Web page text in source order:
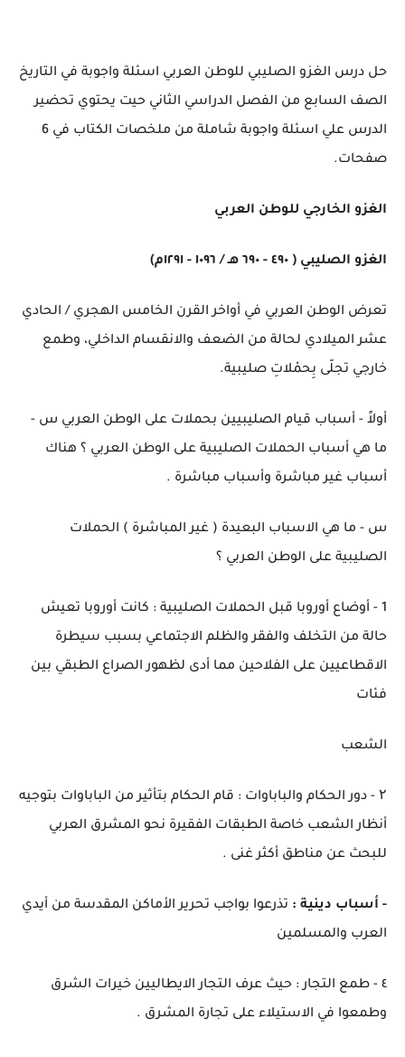
حل درس الغزو الصليبي للوطن العربي اسئلة واجوبة في التاريخ
الصف السابع من الفصل الدراسي الثاني حيت يحتوي تحضير
الدرس علي اسئلة واجوبة شاملة من ملخصات الكتاب في 6
صفحات.
الغزو الخارجي للوطن العربي
الغزو الصليبي ( ٤٩٠ - ٦٩٠ هـ / ١٠٩٦ - ١٢٩١م)
تعرض الوطن العربي في أواخر القرن الخامس الهجري / الحادي
عشر الميلادي لحالة من الضعف والانقسام الداخلي، وطمع
خارجي تجلّى بِحمْلاتِ صليبية.
أولاً - أسباب قيام الصليبيين بحملات على الوطن العربي س -
ما هي أسباب الحملات الصليبية على الوطن العربي ؟ هناك
أسباب غير مباشرة وأسباب مباشرة .
س - ما هي الاسباب البعيدة ( غير المباشرة ) الحملات
الصليبية على الوطن العربي ؟
1 - أوضاع أوروبا قبل الحملات الصليبية : كانت أوروبا تعيش
حالة من التخلف والفقر والظلم الاجتماعي بسبب سيطرة
الاقطاعيين على الفلاحين مما أدى لظهور الصراع الطبقي بين
فئات
الشعب
۲ - دور الحكام والباباوات : قام الحكام بتأثير من الباباوات بتوجيه
أنظار الشعب خاصة الطبقات الفقيرة نحو المشرق العربي
للبحث عن مناطق أكثر غنى .
- أسباب دينية : تذرعوا بواجب تحرير الأماكن المقدسة من أيدي
العرب والمسلمين
٤ - طمع التجار : حيث عرف التجار الايطاليين خيرات الشرق
وطمعوا في الاستيلاء على تجارة المشرق .